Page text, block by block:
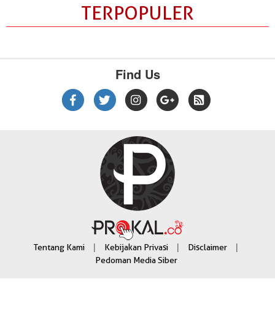
TERPOPULER
Find Us
Tentang Kami | Kebijakan Privasi | Disclaimer |
Pedoman Media Siber